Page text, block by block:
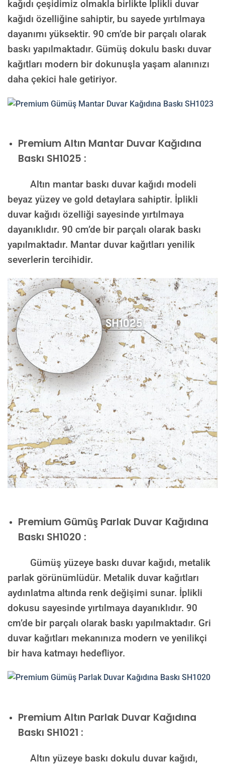
kağıdı çeşidimiz olmakla birlikte İplikli duvar
kağıdı özelliğine sahiptir, bu sayede yırtılmaya
dayanımı yüksektir. 90 cm’de bir parçalı olarak
baskı yapılmaktadır. Gümüş dokulu baskı duvar
kağıtları modern bir dokunuşla yaşam alanınızı
daha çekici hale getiriyor.
PremiumAltın Mantar Duvar Kağıdına
Baskı SH1025 :
Altın mantar baskı duvar kağıdı modeli
beyaz yüzey ve gold detaylara sahiptir. İplikli
duvar kağıdı özelliği sayesinde yırtılmaya
dayanıklıdır. 90 cm’de bir parçalı olarak baskı
yapılmaktadır. Mantar duvar kağıtları yenilik
severlerin tercihidir.
Premium Gümüş Parlak Duvar Kağıdına
Baskı SH1020 :
Gümüş yüzeye baskı duvar kağıdı, metalik
parlak görünümlüdür. Metalik duvar kağıtları
aydınlatma altında renk değişimi sunar. İplikli
dokusu sayesinde yırtılmaya dayanıklıdır. 90
cm’de bir parçalı olarak baskı yapılmaktadır. Gri
duvar kağıtları mekanınıza modern ve yenilikçi
bir hava katmayı hedefliyor.
PremiumAltın Parlak Duvar Kağıdına
Baskı SH1021 :
Altın yüzeye baskı dokulu duvar kağıdı,